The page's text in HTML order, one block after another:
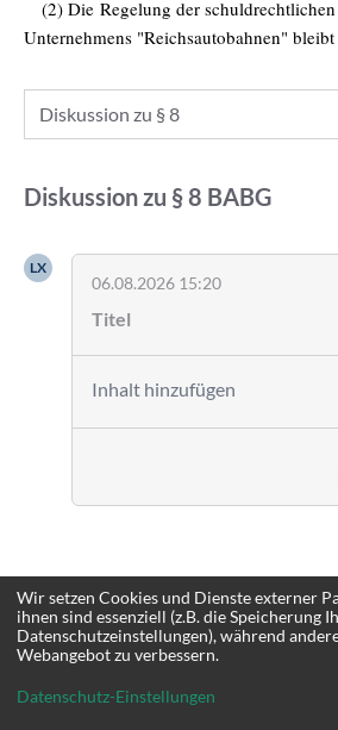
(2) Die Regelung der
Unternehmens "Reichsautobahnen"
Diskussion zu § 8
Diskussion zu § 8 BABG
LX
06.08.2026 15:20
Wir setzen Cookies und Dienste externer
ihnen sind essenziell (z.B. die Speicherung
Datenschutzeinstellungen), während
Webangebot zu verbessern.
Datenschutz-Einstellungen